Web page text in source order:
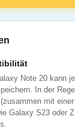
Note 20 kann
In der
mit
Galaxy S23 oder